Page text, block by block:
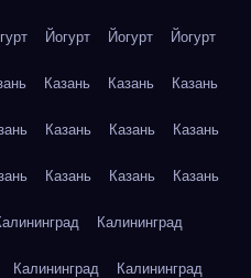
Йогурт Йогурт Йогурт
Казань Казань Казань
Казань Казань Казань
Казань Казань Казань
Калининград
Калининград Калининград